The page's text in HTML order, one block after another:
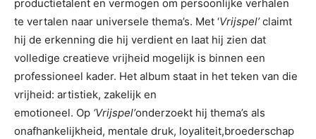
productietalent en vermogen om persoonlijke verhalen
te vertalen naar universele thema’s. Met ‘Vrijspel’claimt
hij de erkenning die hij verdient en laat hij zien dat
volledige creatieve vrijheid mogelijk is binnen een
professioneel kader. Het album staat in het teken van die
vrijheid: artistiek, zakelijk en
emotioneel. Op ‘Vrijspel’onderzoekt hij thema’s als
onafhankelijkheid, mentale druk, loyaliteit,broederschap